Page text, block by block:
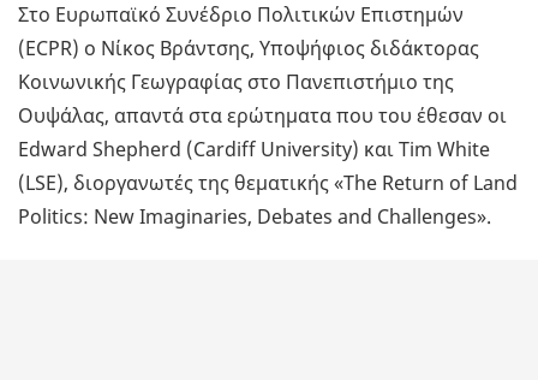
Στο Ευρωπαϊκό Συνέδριο Πολιτικών Επιστημών
(ECPR) ο Νίκος Βράντσης, Υποψήφιος διδάκτορας
Κοινωνικής Γεωγραφίας στο Πανεπιστήμιο της
Ουψάλας, απαντά στα ερώτηματα που του έθεσαν οι
Edward Shepherd (Cardiff University) και Tim White
(LSE), διοργανωτές της θεματικής «The Return of Land
Politics: New Imaginaries, Debates and Challenges».